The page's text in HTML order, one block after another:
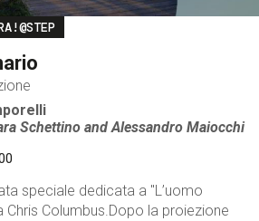
Schettino andAlessandro Maiocchi
speciale dedicata a "L’uomo
Chris Columbus.Dopo la proiezione